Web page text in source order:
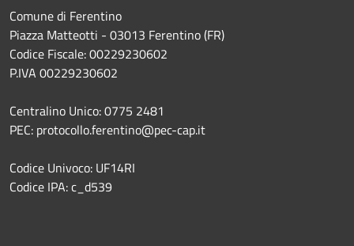
Comune di Ferentino
Piazza Matteotti - 03013 Ferentino (FR)
Codice Fiscale: 00229230602
P.IVA 00229230602
Centralino Unico: 0775 2481
PEC: protocollo.ferentino@pec-cap.it
Codice Univoco: UF14RI
Codice IPA: c_d539